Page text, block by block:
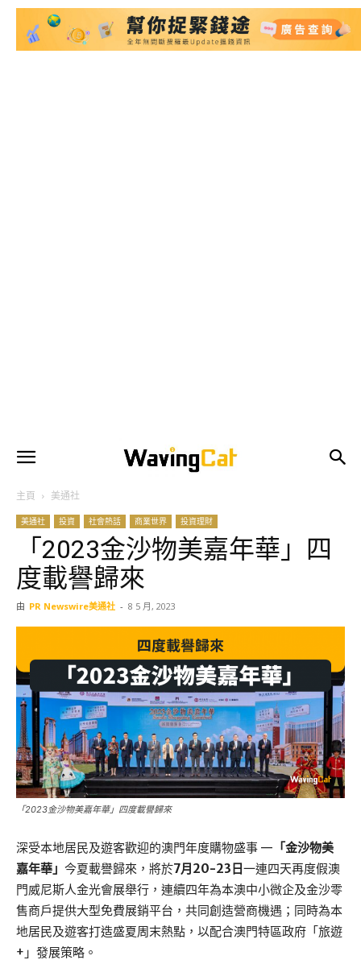
主頁 美通社
美通社 投資 社會熱話 商業世界 投資理財
「2023金沙物美嘉年華」四
度載譽歸來
由 PR Newswire美通社 - 8 5 月, 2023
「2023金沙物美嘉年華」四度載譽歸來
深受本地居民及遊客歡迎的澳門年度購物盛事 — 「金沙物美
嘉年華」 今夏載譽歸來，將於7月20-23日一連四天再度假澳
門威尼斯人金光會展舉行，連續四年為本澳中小微企及金沙零
售商戶提供大型免費展銷平台，共同創造營商機遇；同時為本
地居民及遊客打造盛夏周末熱點，以配合澳門特區政府「旅遊
+」發展策略。